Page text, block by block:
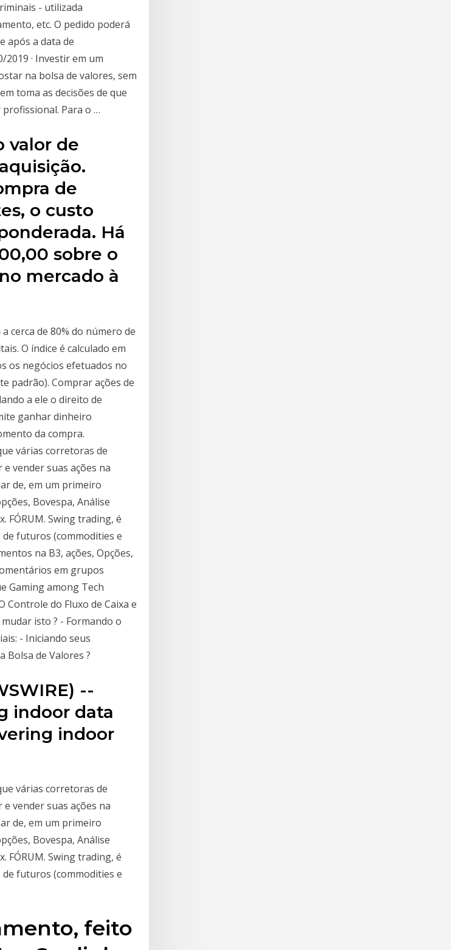
- utilizada
etc. O pedido poderá
após a data de
· Investir em um
na bolsa de valores, sem
toma as decisões de que
Para o …
valor de
de
o custo
Há
sobre o
mercado à
cerca de 80% do número de
O índice é calculado em
os negócios efetuados no
padrão). Comprar ações de
a ele o direito de
ganhar dinheiro
da compra.
várias corretoras de
vender suas ações na
de, em um primeiro
Bovespa, Análise
FÓRUM. Swing trading, é
futuros (commodities e
na B3, ações, Opções,
em grupos
Gaming among Tech
Controle do Fluxo de Caixa e
isto ? - Formando o
- Iniciando seus
Bolsa de Valores ?
--
indoor data
indoor
várias corretoras de
vender suas ações na
de, em um primeiro
Bovespa, Análise
FÓRUM. Swing trading, é
futuros (commodities e
feito